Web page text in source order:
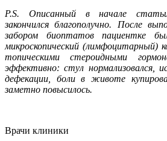
P.S. Описанный в начале статьи
закончился благополучно. После
забором биоптатов пациентке
микроскопический (лимфоцитарный)
топическими стероидными
эффективно: стул нормализовался,
дефекации, боли в животе
заметно повысилось.
Врачи клиники